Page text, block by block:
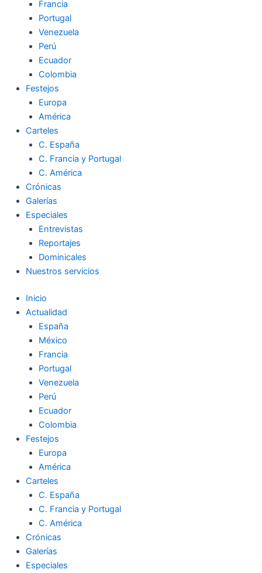
Francia
Portugal
Venezuela
Perú
Ecuador
Colombia
Festejos
Europa
América
Carteles
C. España
C. Francia y Portugal
C. América
Crónicas
Galerías
Especiales
Entrevistas
Reportajes
Dominicales
Nuestros servicios
Inicio
Actualidad
España
México
Francia
Portugal
Venezuela
Perú
Ecuador
Colombia
Festejos
Europa
América
Carteles
C. España
C. Francia y Portugal
C. América
Crónicas
Galerías
Especiales